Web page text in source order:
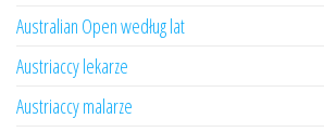
Australian Open według lat
Austriaccy lekarze
Austriaccy malarze